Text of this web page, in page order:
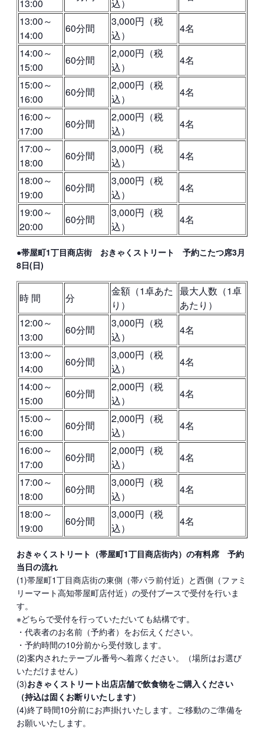
13:00 込）
13:00～
14:00
60分間
3,000円（税
込）
4名
14:00～
15:00
60分間
2,000円（税
込）
4名
15:00～
16:00
60分間
2,000円（税
込）
4名
16:00～
17:00
60分間
2,000円（税
込）
4名
17:00～
18:00
60分間
3,000円（税
込）
4名
18:00～
19:00
60分間
3,000円（税
込）
4名
19:00～
20:00
60分間
3,000円（税
込）
4名
●帯屋町1丁目商店街 おきゃくストリート 予約こたつ席3月
8日(日)
時 間 分
金額（1卓あた
り）
最大人数（1卓
あたり）
12:00～
13:00
60分間
3,000円（税
込）
4名
13:00～
14:00
60分間
3,000円（税
込）
4名
14:00～
15:00
60分間
2,000円（税
込）
4名
15:00～
16:00
60分間
2,000円（税
込）
4名
16:00～
17:00
60分間
2,000円（税
込）
4名
17:00～
18:00
60分間
3,000円（税
込）
4名
18:00～
19:00
60分間
3,000円（税
込）
4名
おきゃくストリート（帯屋町1丁目商店街内）の有料席 予約
当日の流れ
(1)帯屋町1丁目商店街の東側（帯パラ前付近）と西側（ファミ
リーマート高知帯屋町店付近）の受付ブースで受付を行いま
す。
※どちらで受付を行っていただいても結構です。
・代表者のお名前（予約者）をお伝えください。
・予約時間の10分前から受付致します。
(2)案内されたテーブル番号へ着席ください。（場所はお選び
いただけません）
(3)おきゃくストリート出店店舗で飲食物をご購入ください
（持込は固くお断りいたします）
(4)終了時間10分前にお声掛けいたします。ご移動のご準備を
お願いいたします。